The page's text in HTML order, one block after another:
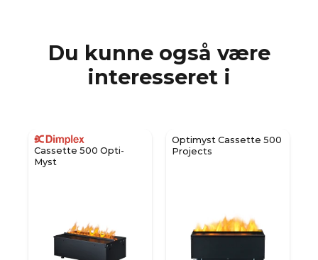
Du kunne også være
interesseret i
Cassette 500 Opti-
Myst
Optimyst Cassette 500
Projects